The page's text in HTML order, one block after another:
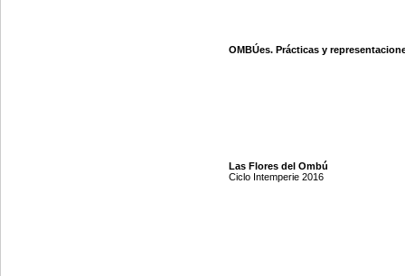
OMBÚes. Prácticas y
Las Flores del Ombú
Ciclo Intemperie 2016